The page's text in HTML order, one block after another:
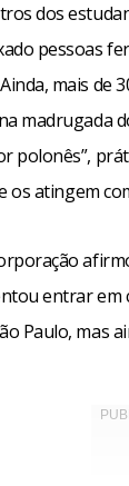
dos
pessoas
mais de
madrugada
polonês”,
os atingem
entrar em
Paulo, mas